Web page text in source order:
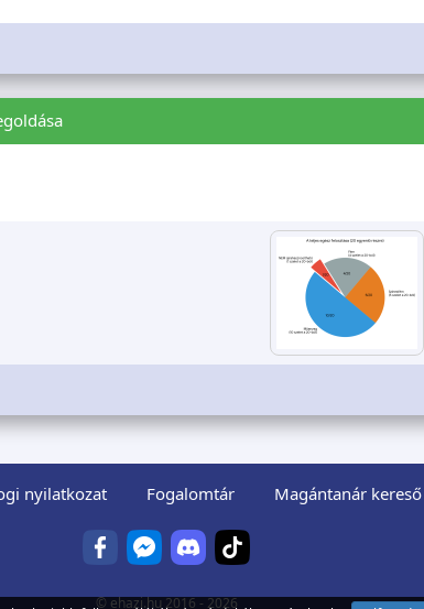
nyilatkozat Fogalomtár Magántanár kereső
©ehazi.hu2016 - 2026